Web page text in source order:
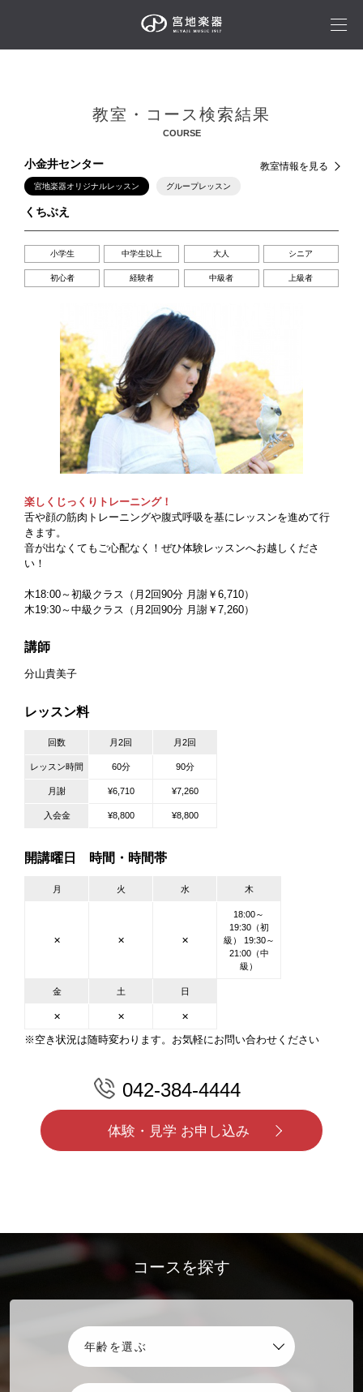
教室・コース検索結果
COURSE
小金井センター 教室情報を見る
宮地楽器オリジナルレッスン グループレッスン
くちぶえ
小学生 中学生以上 大人 シニア
初心者 経験者 中級者 上級者
楽しくじっくりトレーニング！
舌や顔の筋肉トレーニングや腹式呼吸を基にレッスンを進めて行
きます。
音が出なくてもご心配なく！ぜひ体験レッスンへお越しくださ
い！
木18:00～初級クラス（月2回90分 月謝￥6,710）
木19:30～中級クラス（月2回90分 月謝￥7,260）
講師
分山貴美子
レッスン料
回数 月2回 月2回
レッスン時間 60分 90分
月謝 ¥6,710 ¥7,260
入会金 ¥8,800 ¥8,800
開講曜日 時間・時間帯
月 火 水 木
✕ ✕ ✕
18:00～
19:30（初
級） 19:30～
21:00（中
級）
金 土 日
✕ ✕ ✕
※空き状況は随時変わります。お気軽にお問い合わせください
042-384-4444
体験・見学 お申し込み
コースを探す